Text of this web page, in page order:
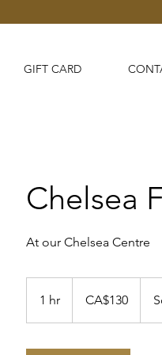
GIFT CARD
Chelsea
At our Chelsea Centre
1 hr
h
dollarsCA$130